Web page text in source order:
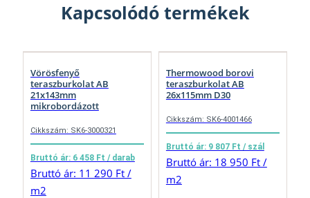
Kapcsolódó termékek
Vörösfenyő
teraszburkolat AB
21x143mm
mikrobordázott
Cikkszám: SK6-3000321
Bruttó ár: 6 458 Ft / darab
Bruttó ár: 11 290 Ft /
m2
Thermowood borovi
teraszburkolat AB
26x115mm D30
Cikkszám: SK6-4001466
Bruttó ár: 9 807 Ft / szál
Bruttó ár: 18 950 Ft /
m2